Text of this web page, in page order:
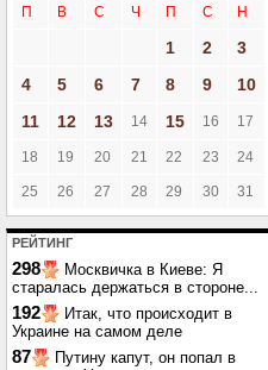
П В С Ч П С Н
1 2
3
4
5 6 7 8 9
10
11
12 13 14 15 16 17
18 19 20 21 22 23 24
25 26 27 28 29 30 31
РЕЙТИНГ
298
Москвичка в Киеве: Я
старалась держаться в стороне...
192
Итак, что происходит в
Украине на самом деле
87
Путину капут, он попал в